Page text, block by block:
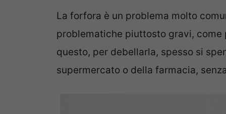
La forfora è un problema molto
problematiche piuttosto gravi,
questo, per debellarla, spesso si
supermercato o della farmacia,